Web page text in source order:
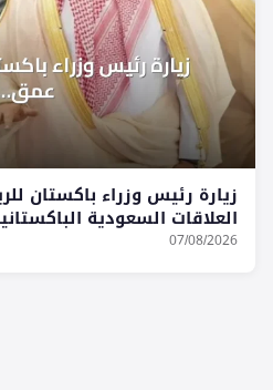
زيارة رئيس وزراء باكستان
العلاقات السعودية
07/08/2026